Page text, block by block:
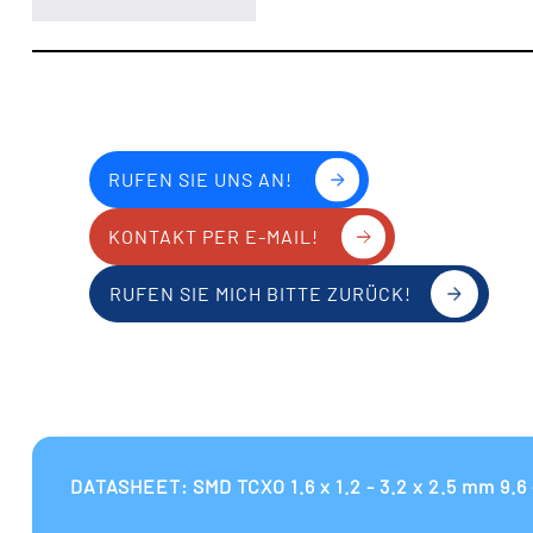
RUFEN SIE UNS AN!
KONTAKT PER E-MAIL!
RUFEN SIE MICH BITTE ZURÜCK!
DATASHEET: SMD TCXO 1.6 x 1.2 - 3.2 x 2.5 mm